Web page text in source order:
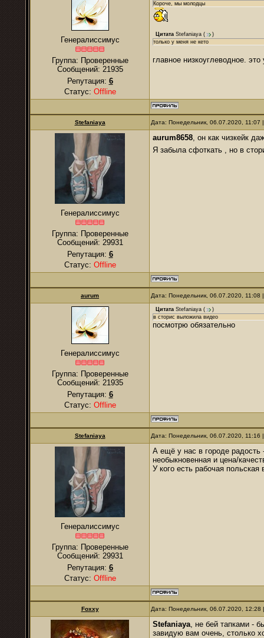
Генералиссимус
Группа: Проверенные
Сообщений: 21935
Репутация: 6
Статус: Offline
Короче, мы молодцы
Цитата Stefaniaya (
)
только у меня не кето
главное низкоуглеводное.
Stefaniaya Дата: Понедельник, 06.07.2020,
Генералиссимус
Группа: Проверенные
Сообщений: 29931
Репутация: 6
Статус: Offline
aurum8658, он как чизкейк
Я забыла сфоткать , но в
аurum Дата: Понедельник, 06.07.2020,
Генералиссимус
Группа: Проверенные
Сообщений: 21935
Репутация: 6
Статус: Offline
Цитата Stefaniaya (
)
в сторис выложила видео
посмотрю обязательно
Stefaniaya Дата: Понедельник, 06.07.2020,
Генералиссимус
Группа: Проверенные
Сообщений: 29931
Репутация: 6
Статус: Offline
А ещё у нас в городе
необыкновенная и цена/
У кого есть рабочая
Foxxy Дата: Понедельник, 06.07.2020,
Stefaniaya, не бей тапками -
завидую вам очень, столько